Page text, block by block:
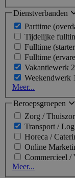
Dienstverbanden
Parttime
Tijdelijke
Fulltime
Fulltime
Vakantiewerk 2
Weekendwerk 1
Meer...
Beroepsgroepen
Zorg /
Transport /
Horeca /
Online
Commercieel /
Meer...